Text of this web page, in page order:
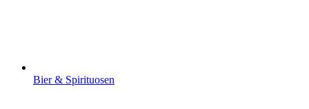
Bier & Spirituosen